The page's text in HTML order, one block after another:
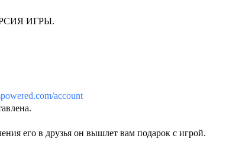
ИГРЫ.
account
его в друзья он вышлет вам подарок с игрой.